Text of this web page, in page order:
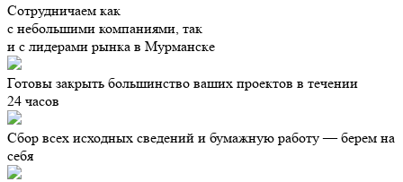
Сотрудничаем как
с небольшими компаниями, так
и с лидерами рынка в Мурманске
Готовы закрыть большинство ваших проектов в течении
24 часов
Сбор всех исходных сведений и бумажную работу — берем на
себя